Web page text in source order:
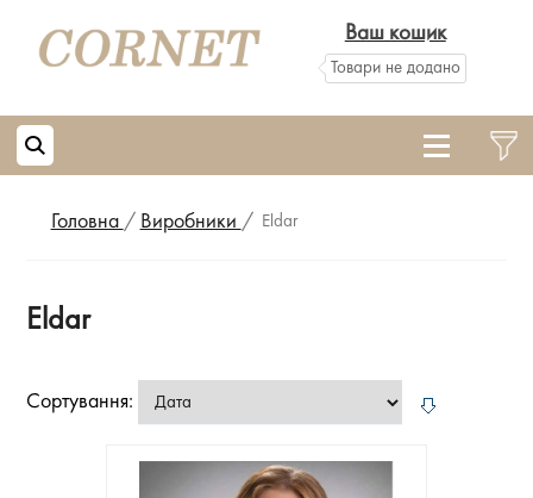
Ваш кошик
Товари не додано
Головна / Виробники / Eldar
Eldar
Сортування: